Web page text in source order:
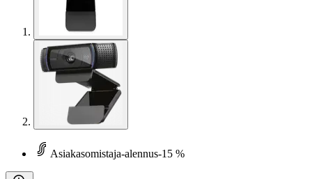
Asiakasomistaja-alennus-15 %